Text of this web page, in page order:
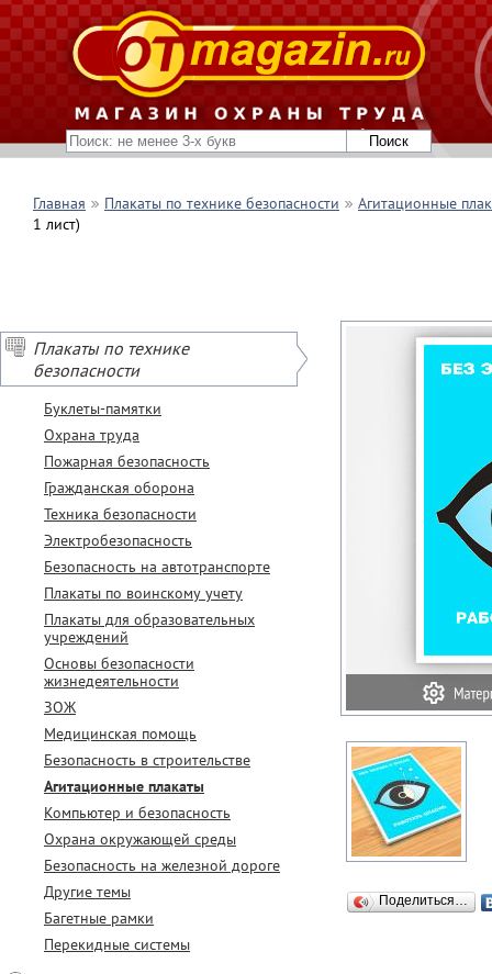
Главная Плакаты по технике безопасности
Агитационные
1 лист)
Плакаты по технике
безопасности
Буклеты-памятки
Охрана труда
Пожарная безопасность
Гражданская оборона
Техника безопасности
Электробезопасность
Безопасность на автотранспорте
Плакаты по воинскому учету
Плакаты для образовательных
учреждений
Основы безопасности
жизнедеятельности
ЗОЖ
Медицинская помощь
Безопасность в строительстве
Агитационные плакаты
Компьютер и безопасность
Охрана окружающей среды
Безопасность на железной дороге
Другие темы
Багетные рамки
Перекидные системы
Поделиться…